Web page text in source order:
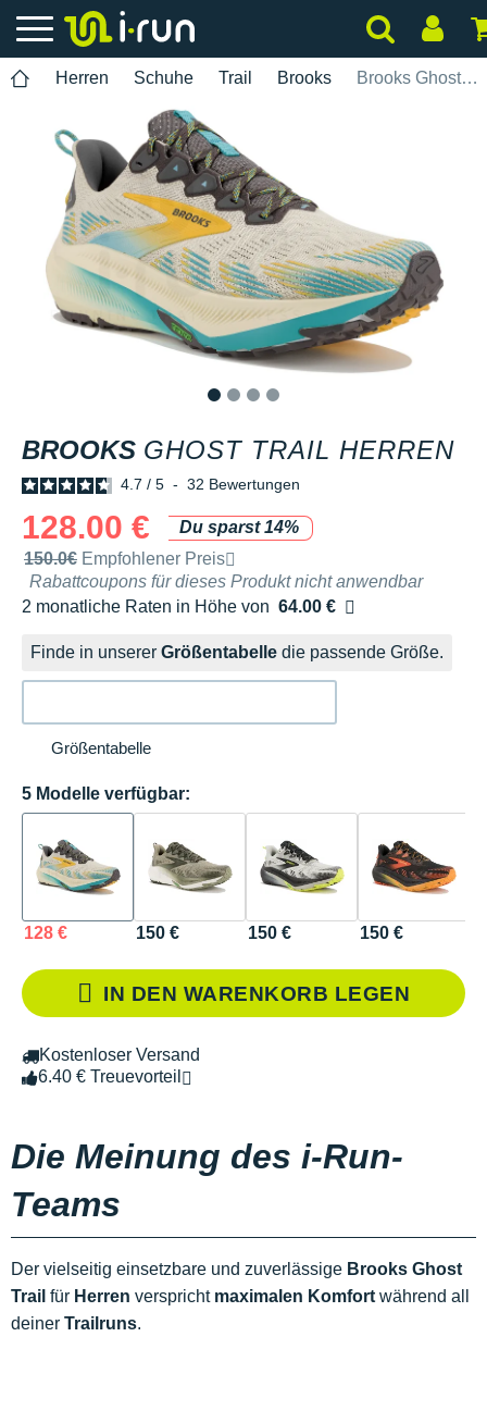
Herren Schuhe Trail Brooks Brooks Ghost Trail Herren
BROOKS GHOST TRAIL HERREN
4.7 / 5 - 32 Bewertungen
128.00 €
Du sparst 14%
Unverbindliche Preisempfehlung der Marke
150.0€ Empfohlener Preis
Rabattcoupons für dieses Produkt nicht anwendbar
2 monatliche Raten in Höhe von 64.00 €
Ohne Zusatzkosten
Finde in unserer Größentabelle die passende Größe.
Größentabelle
5 Modelle verfügbar:
128 € 150 € 150 € 150 €
IN DEN WARENKORB LEGEN
Kostenloser Versand
6.40 € Treuevorteil
Die Meinung des i-Run-
Teams
Der vielseitig einsetzbare und zuverlässige Brooks Ghost
Trail für Herren verspricht maximalen Komfort während all
deiner Trailruns.